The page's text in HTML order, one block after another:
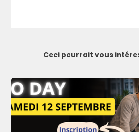
Ceci pourrait vous